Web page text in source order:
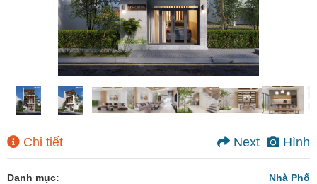
Chi tiết Hình
Next
Danh mục:
Nhà Phố